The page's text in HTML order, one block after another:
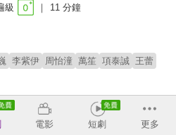
級 11 分鐘
李紫伊 周怡潼 萬笙 項泰誠 王蕾
劇
# 免費短劇
電影 短劇 更多